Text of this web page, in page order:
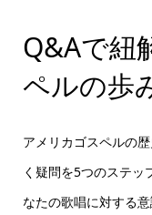
Q&Aで紐
ペルの歩
アメリカゴスペルの
く疑問を5つのステッ
なたの歌唱に対する